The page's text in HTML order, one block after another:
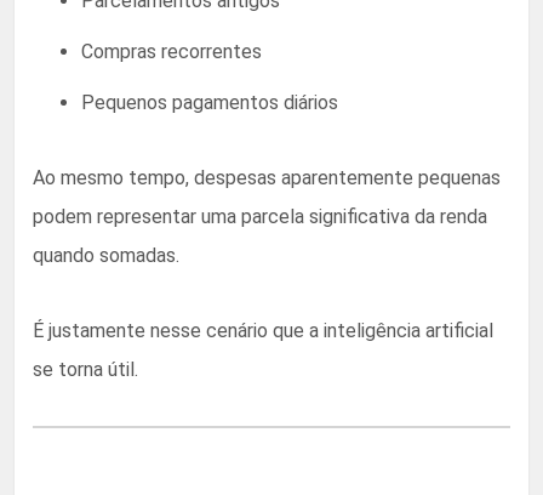
Compras recorrentes
Pequenos pagamentos diários
Ao mesmo tempo, despesas aparentemente pequenas
podem representar uma parcela significativa da renda
quando somadas.
É justamente nesse cenário que a inteligência artificial
se torna útil.